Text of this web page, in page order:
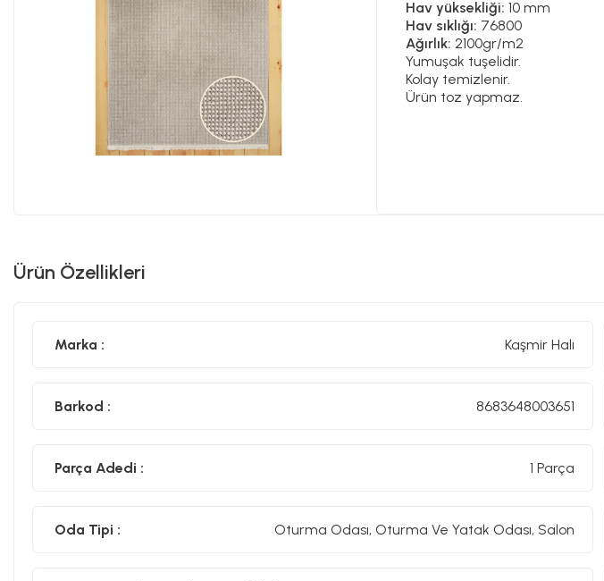
Hav yüksekliği:10 mm
Hav sıklığı: 76800
Ağırlık: 2100gr/m2
Yumuşak tuşelidir.
Kolay temizlenir.
Ürün toz yapmaz.
Ürün Özellikleri
Marka : Kaşmir Halı
Barkod : 8683648003651
Parça Adedi : 1 Parça
Oda Tipi : Oturma Odası, Oturma Ve Yatak Odası, Salon